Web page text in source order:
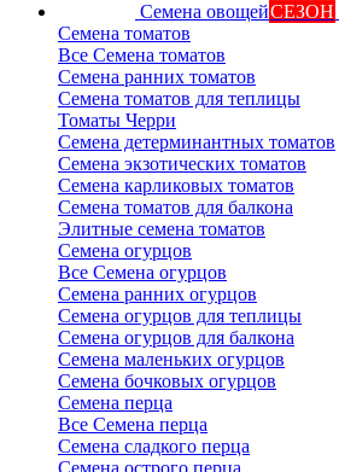
Семена овощейСЕЗОН
Семена томатов
Все Семена томатов
Семена ранних томатов
Семена томатов для теплицы
Томаты Черри
Семена детерминантных томатов
Семена экзотических томатов
Семена карликовых томатов
Семена томатов для балкона
Элитные семена томатов
Семена огурцов
Все Семена огурцов
Семена ранних огурцов
Семена огурцов для теплицы
Семена огурцов для балкона
Семена маленьких огурцов
Семена бочковых огурцов
Семена перца
Все Семена перца
Семена сладкого перца
Семена острого перца